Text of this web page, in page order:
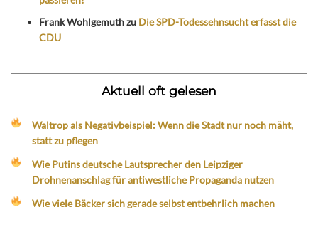
Frank Wohlgemuthzu Die SPD-Todessehnsucht erfasst die
CDU
Aktuell oft gelesen
Waltrop als Negativbeispiel: Wenn die Stadt nur noch mäht,
statt zu pflegen
Wie Putins deutsche Lautsprecher den Leipziger
Drohnenanschlag für antiwestliche Propaganda nutzen
Wie viele Bäcker sich gerade selbst entbehrlich machen